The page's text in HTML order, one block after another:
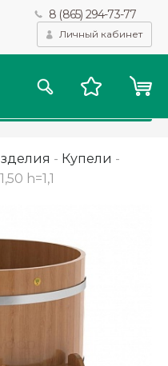
8 (865) 294-73-77
Личный кабинет
- Купели -
h=1,1
подобные технологии
статистики, повышения
вам возможности
Подробнее